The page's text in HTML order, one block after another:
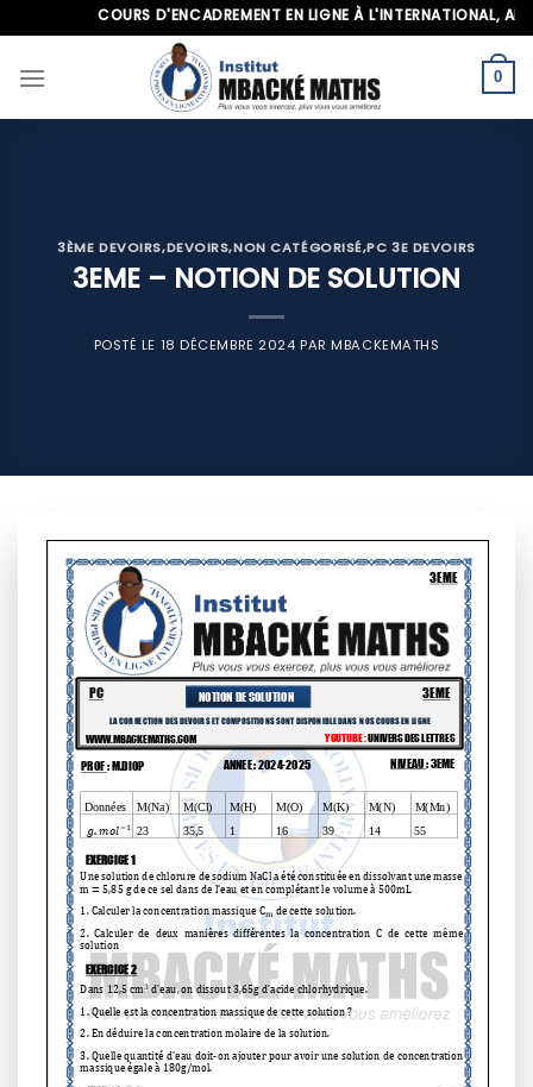
to
content
COURS D'ENCADREMENT EN LIGNE À L'INTERNATIONAL,
0
3ÈME DEVOIRS,DEVOIRS,NON CATÉGORISÉ,PC 3E DEVOIRS
3EME – NOTION DE SOLUTION
POSTÉ LE 18 DÉCEMBRE 2024 PARMBACKEMATHS